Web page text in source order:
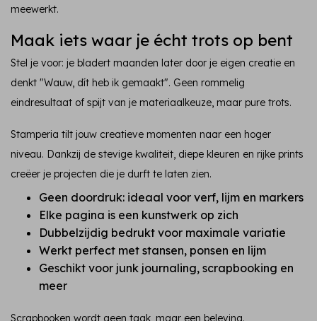
meewerkt.
Maak iets waar je écht trots op bent
Stel je voor: je bladert maanden later door je eigen creatie en
denkt "Wauw, dít heb ik gemaakt". Geen rommelig
eindresultaat of spijt van je materiaalkeuze, maar pure trots.
Stamperia tilt jouw creatieve momenten naar een hoger
niveau. Dankzij de stevige kwaliteit, diepe kleuren en rijke prints
creëer je projecten die je durft te laten zien.
Geen doordruk: ideaal voor verf, lijm en markers
Elke pagina is een kunstwerk op zich
Dubbelzijdig bedrukt voor maximale variatie
Werkt perfect met stansen, ponsen en lijm
Geschikt voor junk journaling, scrapbooking en
meer
Scrapbooken wordt geen taak, maar een beleving.